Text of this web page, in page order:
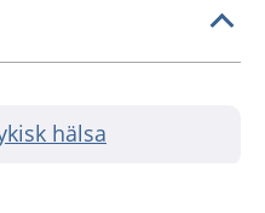
hälsa